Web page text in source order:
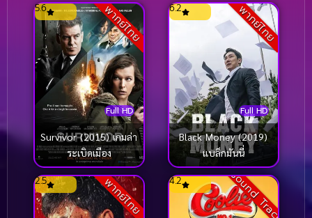
พากย์ไทย
Full HD
5.6
Survivor (2015) เกมล่า
ระเบิดเมือง
พากย์ไทย
Full HD
6.2
Black Money (2019)
แบล็กมันนี่
พากย์ไทย
2.5 Sound Track
4.2